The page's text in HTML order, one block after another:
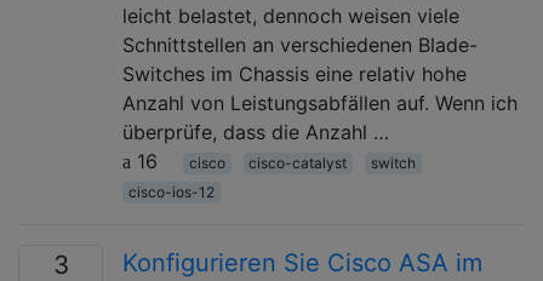
leicht belastet, dennoch weisen viele
Schnittstellen an verschiedenen Blade-
Switches im Chassis eine relativ hohe
Anzahl von Leistungsabfällen auf. Wenn ich
überprüfe, dass die Anzahl …
16
cisco cisco-catalyst
switch
cisco-ios-12
3
Konfigurieren Sie Cisco ASA im